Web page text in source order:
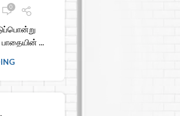
0
...